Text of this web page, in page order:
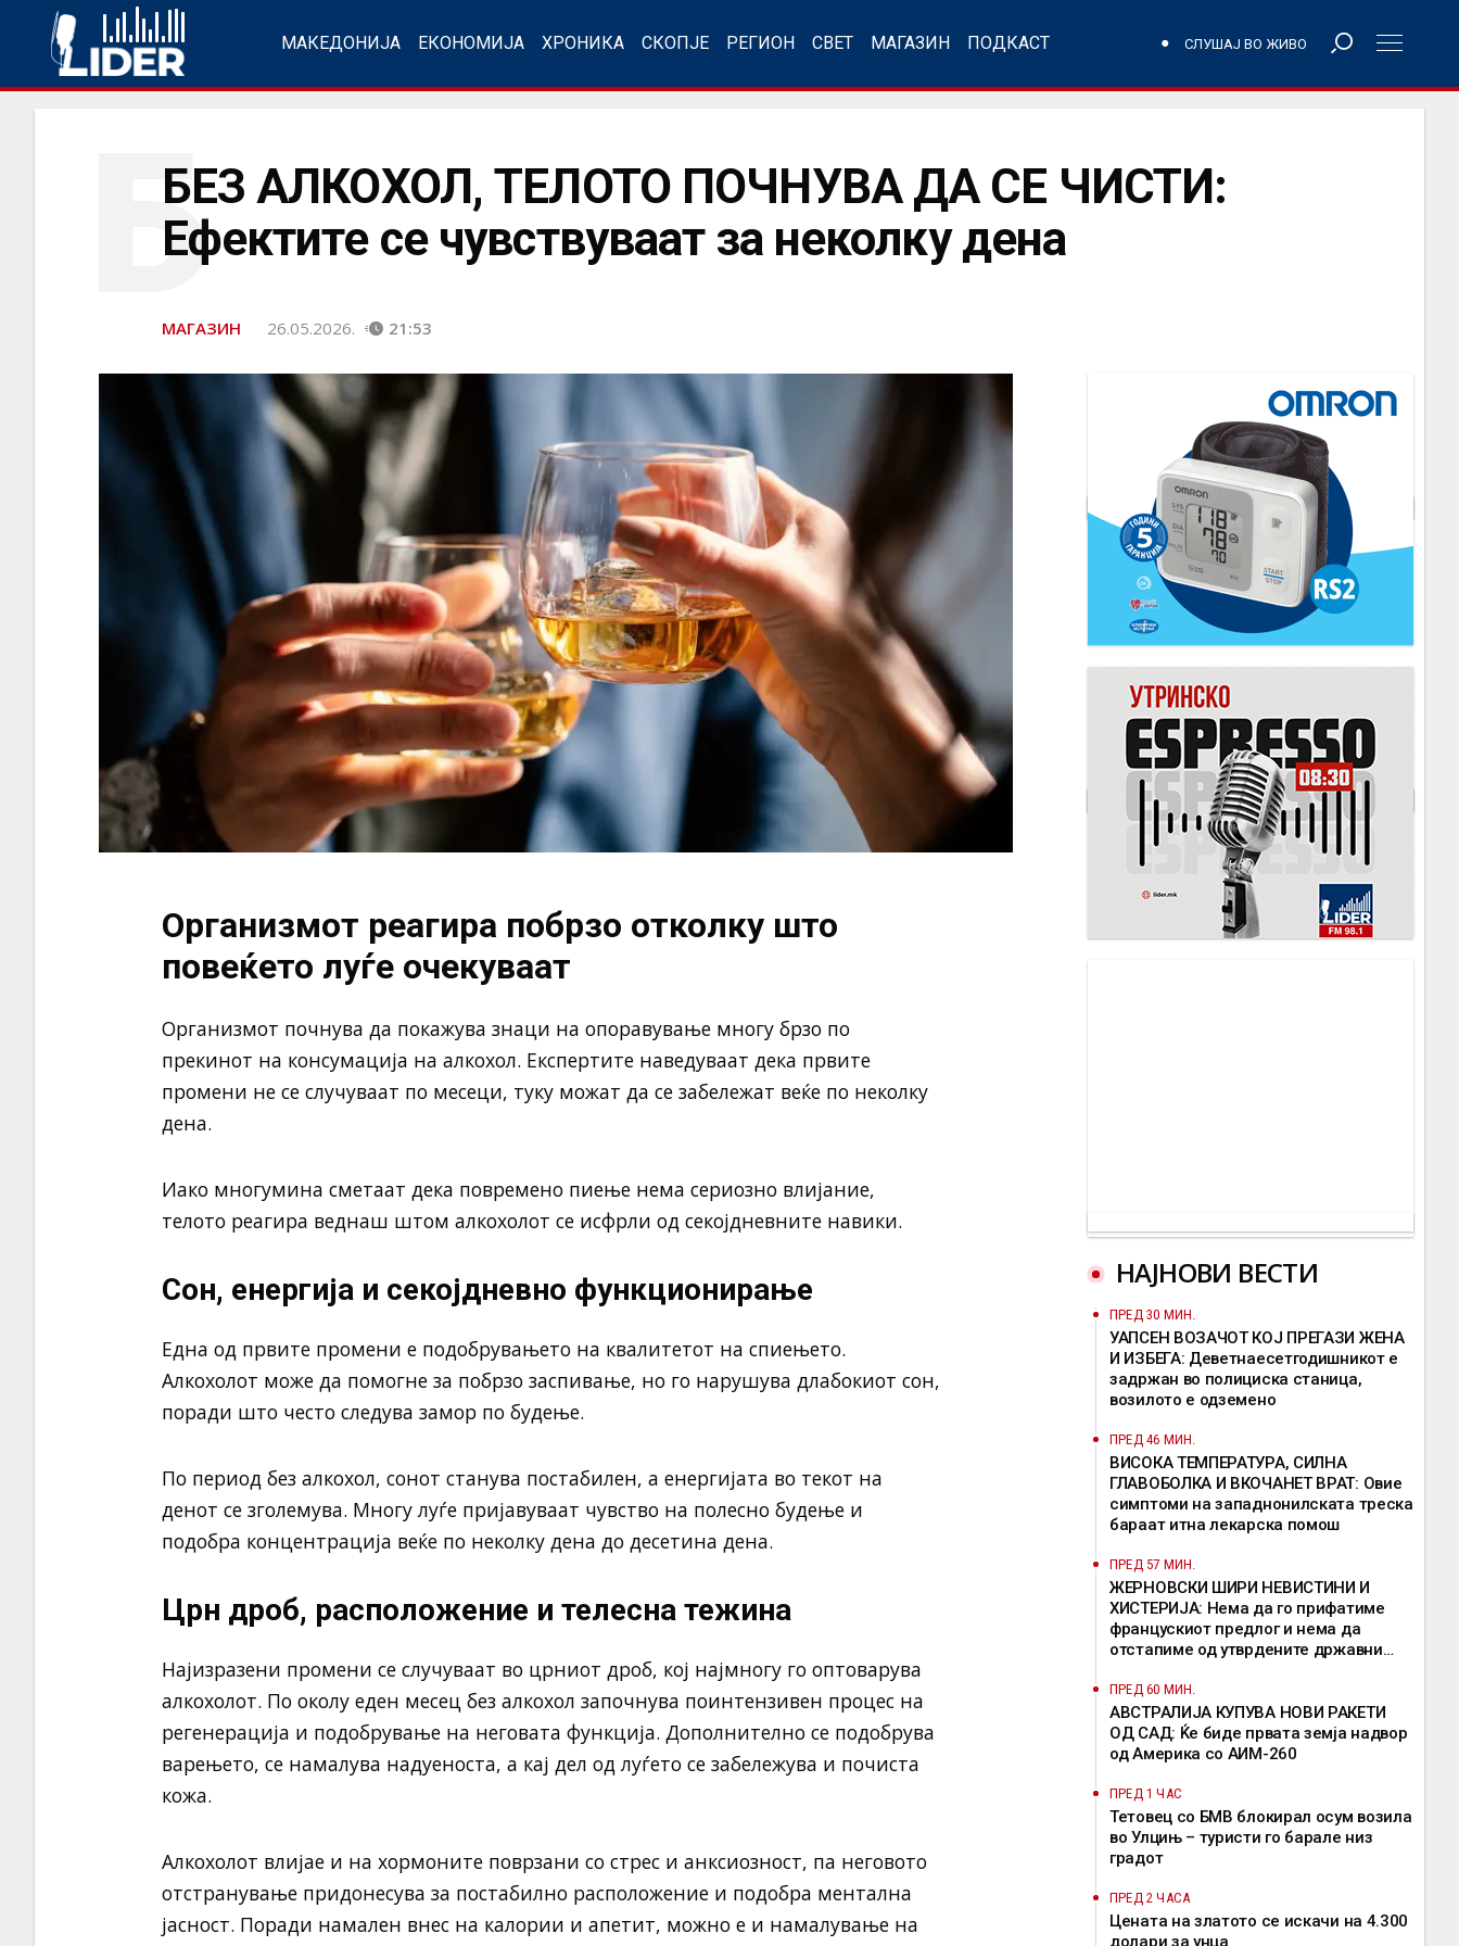
МАКЕДОНИЈА ЕКОНОМИЈА ХРОНИКА СКОПЈЕ РЕГИОН СВЕТ МАГАЗИН ПОДКАСТ СЛУШАЈ ВО ЖИВО
БЕЗ АЛКОХОЛ, ТЕЛОТО ПОЧНУВА ДА СЕ ЧИСТИ:
Ефектите се чувствуваат за неколку дена
Б
МАГАЗИН 26.05.2026. 21:53
Организмот реагира побрзо отколку што
повеќето луѓе очекуваат
Организмот почнува да покажува знаци на опоравување многу брзо по
прекинот на консумација на алкохол. Експертите наведуваат дека првите
промени не се случуваат по месеци, туку можат да се забележат веќе по неколку
дена.
Иако многумина сметаат дека повремено пиење нема сериозно влијание,
телото реагира веднаш штом алкохолот се исфрли од секојдневните навики.
Сон, енергија и секојдневно функционирање
Една од првите промени е подобрувањето на квалитетот на спиењето.
Алкохолот може да помогне за побрзо заспивање, но го нарушува длабокиот сон,
поради што често следува замор по будење.
По период без алкохол, сонот станува постабилен, а енергијата во текот на
денот се зголемува. Многу луѓе пријавуваат чувство на полесно будење и
подобра концентрација веќе по неколку дена до десетина дена.
Црн дроб, расположение и телесна тежина
Најизразени промени се случуваат во црниот дроб, кој најмногу го оптоварува
алкохолот. По околу еден месец без алкохол започнува поинтензивен процес на
регенерација и подобрување на неговата функција. Дополнително се подобрува
варењето, се намалува надуеноста, а кај дел од луѓето се забележува и почиста
кожа.
Алкохолот влијае и на хормоните поврзани со стрес и анксиозност, па неговото
отстранување придонесува за постабилно расположение и подобра ментална
јасност. Поради намален внес на калории и апетит, можно е и намалување на
НАЈНОВИ ВЕСТИ
ПРЕД 30 МИН.
УАПСЕН ВОЗАЧОТ КОЈ ПРЕГАЗИ ЖЕНА
И ИЗБЕГА: Деветнаесетгодишникот е
задржан во полициска станица,
возилото е одземено
ПРЕД 46 МИН.
ВИСОКА ТЕМПЕРАТУРА, СИЛНА
ГЛАВОБОЛКА И ВКОЧАНЕТ ВРАТ: Овие
симптоми на западнонилската треска
бараат итна лекарска помош
ПРЕД 57 МИН.
ЖЕРНОВСКИ ШИРИ НЕВИСТИНИ И
ХИСТЕРИЈА: Нема да го прифатиме
францускиот предлог и нема да
отстапиме од утврдените државни
ПРЕД 60 МИН.
АВСТРАЛИЈА КУПУВА НОВИ РАКЕТИ
ОД САД: Ќе биде првата земја надвор
од Америка со АИМ-260
ПРЕД 1 ЧАС
Тетовец со БМВ блокирал осум возила
во Улцињ – туристи го барале низ
градот
ПРЕД 2 ЧАСА
Цената на златото се искачи на 4.300
долари за унца